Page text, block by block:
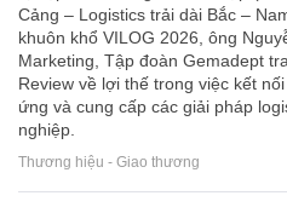
Cảng – Logistics trải dài Bắc –
khuôn khổ VILOG 2026, ông
Marketing, Tập đoàn Gemadept
Review về lợi thế trong việc kết
ứng và cung cấp các giải pháp
nghiệp.
Thương hiệu - Giao thương